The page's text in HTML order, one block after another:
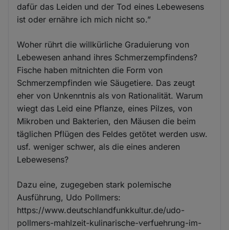
dafür das Leiden und der Tod eines Lebewesens
ist oder ernähre ich mich nicht so.”
Woher rührt die willkürliche Graduierung von
Lebewesen anhand ihres Schmerzempfindens?
Fische haben mitnichten die Form von
Schmerzempfinden wie Säugetiere. Das zeugt
eher von Unkenntnis als von Rationalität. Warum
wiegt das Leid eine Pflanze, eines Pilzes, von
Mikroben und Bakterien, den Mäusen die beim
täglichen Pflügen des Feldes getötet werden usw.
usf. weniger schwer, als die eines anderen
Lebewesens?
Dazu eine, zugegeben stark polemische
Ausführung, Udo Pollmers:
https://www.deutschlandfunkkultur.de/udo-
pollmers-mahlzeit-kulinarische-verfuehrung-im-